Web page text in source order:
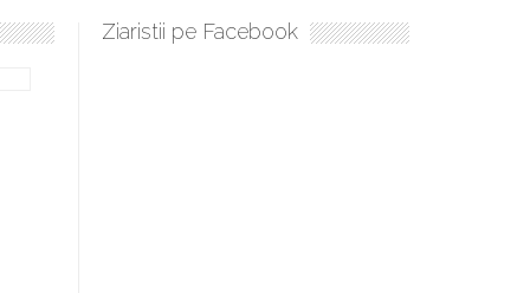
sculați, boieri mari! Sara Nukina are nevoie de ajutorul
Ziaristii pe Facebook